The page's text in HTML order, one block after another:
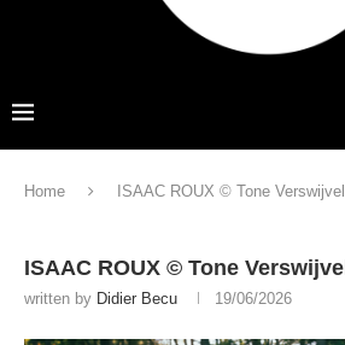
Home ISAAC ROUX © Tone Verswijvel
ISAAC ROUX © Tone Verswijvel
written by Didier Becu 19/06/2026